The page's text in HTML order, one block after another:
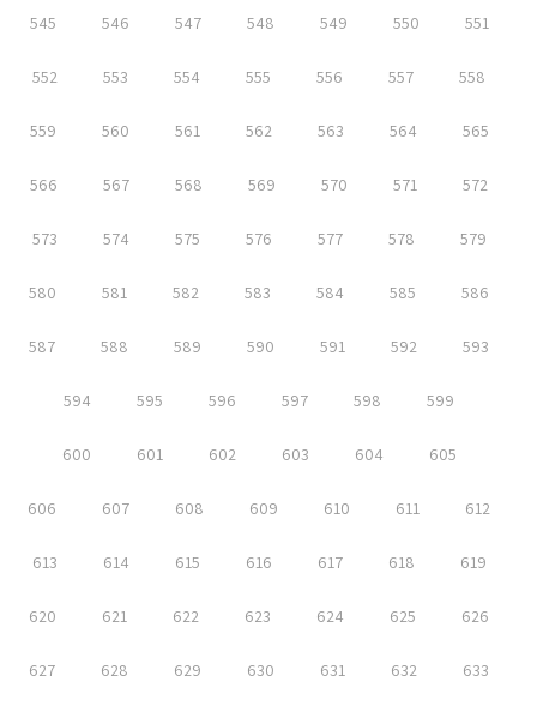
545 546 547 548 549 550 551
552 553 554 555 556 557 558
559 560 561 562 563 564 565
566 567 568 569 570 571 572
573 574 575 576 577 578 579
580 581 582 583 584 585 586
587 588 589 590 591 592 593
594 595 596 597 598 599
600 601 602 603 604 605
606 607 608 609 610 611 612
613 614 615 616 617 618 619
620 621 622 623 624 625 626
627 628 629 630 631 632 633